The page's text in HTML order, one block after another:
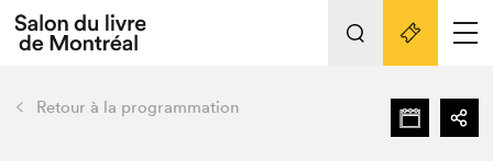
L'événement
retour Nos activités
Retour à la programmation